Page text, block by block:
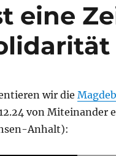
eine
wir die
von Miteinander
Anhalt):